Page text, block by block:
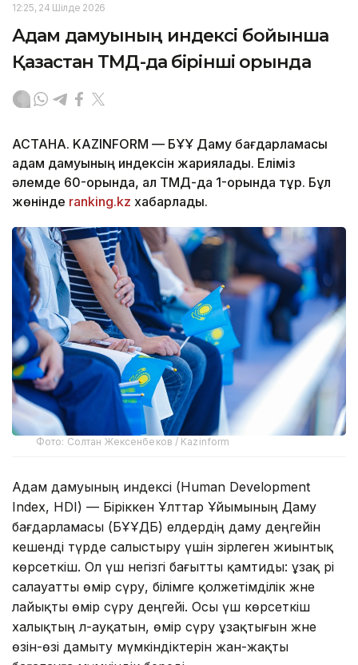
12:25, 24 Шілде 2026
Адам дамуының индексі бойынша
Қазақстан ТМД-да бірінші орында
АСТАНА. KAZINFORM — БҰҰ Даму бағдарламасы
адам дамуының индексін жариялады. Еліміз
әлемде 60-орында, ал ТМД-да 1-орында тұр. Бұл
жөнінде ranking.kz хабарлады.
Фото: Солтан Жексенбеков / Kazinform
Адам дамуының индексі (Human Development
Index, HDI) — Біріккен Ұлттар Ұйымының Даму
бағдарламасы (БҰҰДБ) елдердің даму деңгейін
кешенді түрде салыстыру үшін әзірлеген жиынтық
көрсеткіш. Ол үш негізгі бағытты қамтиды: ұзақ әрі
салауатты өмір сүру, білімге қолжетімділік және
лайықты өмір сүру деңгейі. Осы үш көрсеткіш
халықтың әл-ауқатын, өмір сүру ұзақтығын және
өзін-өзі дамыту мүмкіндіктерін жан-жақты